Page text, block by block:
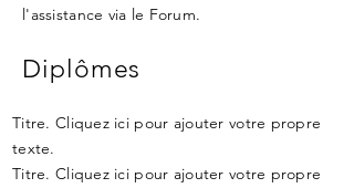
l'assistance via le Forum.
Diplômes
Titre. Cliquez ici pour ajouter votre propre
texte.
Titre. Cliquez ici pour ajouter votre propre